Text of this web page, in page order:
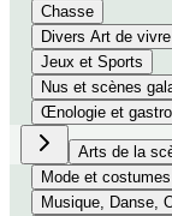
Chasse
Divers Art de
Jeux et Sports
Nus et scènes
Œnologie et
Arts de la
Mode et costumes
Musique, Danse,